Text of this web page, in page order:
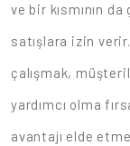
ve bir kısmının
satışlara izin
çalışmak,
yardımcı olma
avantajı elde